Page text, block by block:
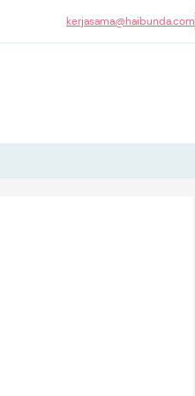
kerjasama@haibunda.com